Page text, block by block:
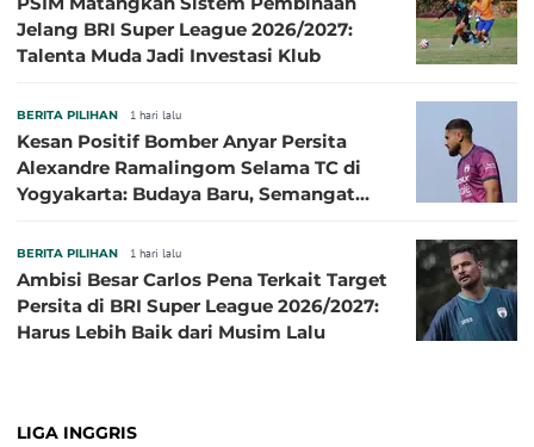
Jelang BRI Super League 2026/2027:
Talenta Muda Jadi Investasi Klub
BERITA PILIHAN 1 hari lalu
Kesan Positif Bomber Anyar Persita
Alexandre Ramalingom Selama TC di
Yogyakarta: Budaya Baru, Semangat
BERITA PILIHAN 1 hari lalu
Ambisi Besar Carlos Pena Terkait Target
Persita di BRI Super League 2026/2027:
Harus Lebih Baik dari Musim Lalu
LIGA INGGRIS